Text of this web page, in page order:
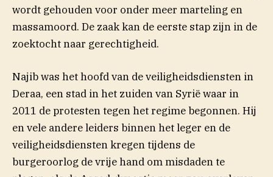
wordt gehouden voor onder meer marteling en
massamoord. De zaak kan de eerste stap zijn in de
zoektocht naar gerechtigheid.
Najib was het hoofd van de veiligheidsdiensten in
Deraa, een stad in het zuiden van Syrië waar in
2011 de protesten tegen het regime begonnen. Hij
en vele andere leiders binnen het leger en de
veiligheidsdiensten kregen tijdens de
burgeroorlog de vrije hand om misdaden te